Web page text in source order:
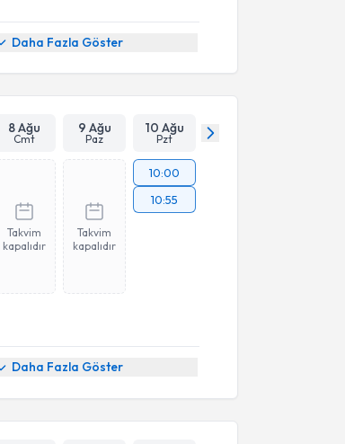
Daha Fazla Göster
8 Ağu
Cmt
9 Ağu
Paz
10 Ağu
Pzt
Takvim
kapalıdır
Takvim
kapalıdır
10:00
10:55
Daha Fazla Göster